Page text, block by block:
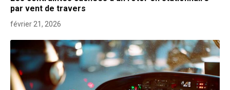
par vent de travers
février 21, 2026